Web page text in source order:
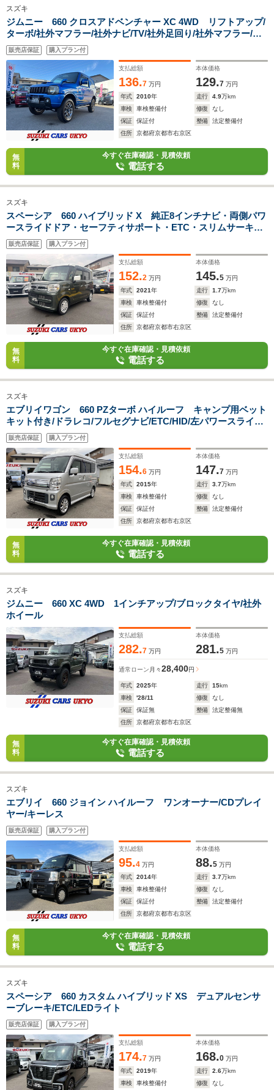
スズキ
ジムニー 660 クロスアドベンチャー XC 4WD リフトアップ/
ターボ/社外マフラー/社外ナビ/TV/社外足回り/社外マフラー/ル
ームライト/HKSターボタイマー/サイドアンダーパイプ/LEDヘ
ッドライト/LEDテールランプ/ETC
販売店保証 購入プラン付
支払総額
136.7 万円
本体価格
129.7 万円
年式
2010年 走行 4.9万km
車検
車検整備付 修復
なし
保証
保証付 整備
法定整備付
住所
京都府京都市右京区
無
料
今すぐ在庫確認・見積依頼
電話する
スズキ
スペーシア 660 ハイブリッド X 純正8インチナビ・両側パワ
ースライドドア・セーフティサポート・ETC・スリムサーキュ
レーター
販売店保証 購入プラン付
支払総額
152.2 万円
本体価格
145.5 万円
年式
2021年 走行 1.7万km
車検
車検整備付 修復
なし
保証
保証付 整備
法定整備付
住所
京都府京都市右京区
無
料
今すぐ在庫確認・見積依頼
電話する
スズキ
エブリイワゴン 660 PZターボ ハイルーフ キャンプ用ベット
キット付き/ドラレコ/フルセグナビ/ETC/HID/左パワースライド
ドア
販売店保証 購入プラン付
支払総額
154.6 万円
本体価格
147.7 万円
年式
2015年 走行 3.7万km
車検
車検整備付 修復
なし
保証
保証付 整備
法定整備付
住所
京都府京都市右京区
無
料
今すぐ在庫確認・見積依頼
電話する
スズキ
ジムニー 660 XC 4WD 1インチアップ/ブロックタイヤ/社外
ホイール
支払総額
282.7 万円
本体価格
281.5 万円
通常ローン 月々28,400円
年式 2025年 走行 15km
車検
'28/11 修復
なし
保証
保証無 整備
法定整備無
住所
京都府京都市右京区
無
料
今すぐ在庫確認・見積依頼
電話する
スズキ
エブリイ 660 ジョイン ハイルーフ ワンオーナー/CDプレイ
ヤー/キーレス
販売店保証 購入プラン付
支払総額
95.4 万円
本体価格
88.5 万円
年式
2014年 走行 3.7万km
車検
車検整備付 修復
なし
保証
保証付 整備
法定整備付
住所
京都府京都市右京区
無
料
今すぐ在庫確認・見積依頼
電話する
スズキ
スペーシア 660 カスタム ハイブリッド XS デュアルセンサ
ーブレーキ/ETC/LEDライト
販売店保証 購入プラン付
支払総額
174.7 万円
本体価格
168.0 万円
年式
2019年 走行 2.6万km
車検
車検整備付 修復
なし